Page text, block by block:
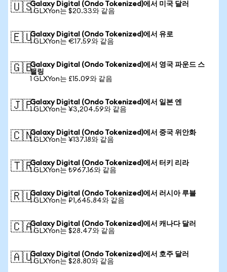
🇺🇸Galaxy Digital (Ondo Tokenized)에서 미국 달러
1 GLXYon는 $20.33와 같음
🇪🇺Galaxy Digital (Ondo Tokenized)에서 유로
1 GLXYon는 €17.59와 같음
🇬🇧Galaxy Digital (Ondo Tokenized)에서 영국 파운드 스
털링
1 GLXYon는 £15.09와 같음
🇯🇵Galaxy Digital (Ondo Tokenized)에서 일본 엔
1 GLXYon는 ¥3,204.59와 같음
🇨🇳Galaxy Digital (Ondo Tokenized)에서 중국 위안화
1 GLXYon는 ¥137.18와 같음
🇹🇷Galaxy Digital (Ondo Tokenized)에서 터키 리라
1 GLXYon는 ₺967.16와 같음
🇷🇺Galaxy Digital (Ondo Tokenized)에서 러시아 루블
1 GLXYon는 ₽1,645.84와 같음
🇨🇦Galaxy Digital (Ondo Tokenized)에서 캐나다 달러
1 GLXYon는 $28.47와 같음
🇦🇺Galaxy Digital (Ondo Tokenized)에서 호주 달러
1 GLXYon는 $28.80와 같음